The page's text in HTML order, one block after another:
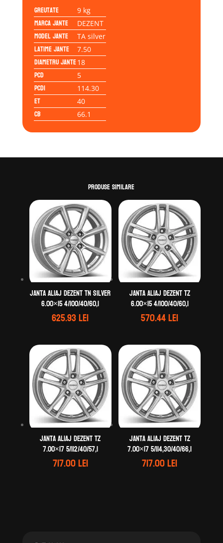
Greutate 9 kg
Marca jante DEZENT
Model jante TA silver
Latime jante 7.50
Diametru jante18
PCD 5
PCD1 114.30
ET 40
CB 66.1
Produse similare
Janta aliaj DEZENT TN silver
6.00×15 4/100/40/60,1
625.93lei
Janta aliaj DEZENT TZ
6.00×15 4/100/40/60,1
570.44lei
Janta aliaj DEZENT TZ
7.00×17 5/112/40/57,1
717.00lei
Janta aliaj DEZENT TZ
7.00×17 5/114,30/40/66,1
717.00lei